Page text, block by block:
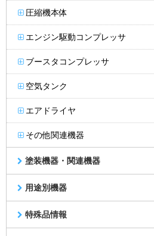
圧縮機本体
エンジン駆動コンプレッサ
ブースタコンプレッサ
空気タンク
エアドライヤ
その他関連機器
塗装機器・関連機器
用途別機器
特殊品情報